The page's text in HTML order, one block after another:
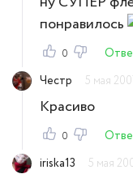
понравилось
0
Честр
5 мая
Красиво
0
iriska13
5 мая